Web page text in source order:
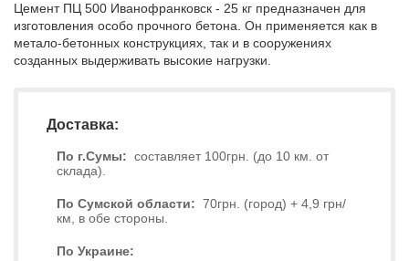
Цемент ПЦ 500 Иванофранковск - 25 кг предназначен для
изготовления особо прочного бетона. Он применяется как в
метало-бетонных конструкциях, так и в сооружениях
созданных выдерживать высокие нагрузки.
Доставка:
По г.Сумы: составляет 100грн. (до 10 км. от
склада).
По Сумской области: 70грн. (город) + 4,9 грн/
км, в обе стороны.
По Украине: